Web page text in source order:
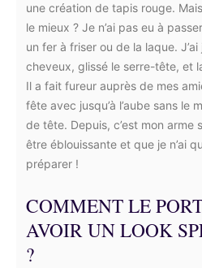
une création de tapis rouge.
le mieux ? Je n’ai pas eu à
un fer à friser ou de la laque.
cheveux, glissé le serre-tête, et
Il a fait fureur auprès de mes
fête avec jusqu’à l’aube sans le
de tête. Depuis, c’est mon arme
être éblouissante et que je n’ai
préparer !
COMMENT LE
AVOIR UN LOOK
?